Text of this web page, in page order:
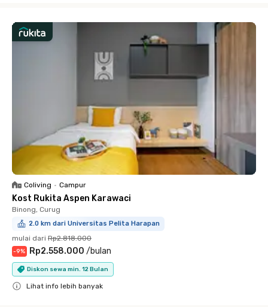
Coliving • Campur
Kost Rukita Aspen Karawaci
Binong, Curug
2.0 km dari Universitas Pelita Harapan
mulai dari Rp2.818.000
-9% Rp2.558.000 /bulan
Diskon sewa min. 12 Bulan
Lihat info lebih banyak